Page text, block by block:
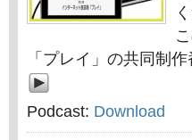
「プレイ」の共同制作
Podcast: Download